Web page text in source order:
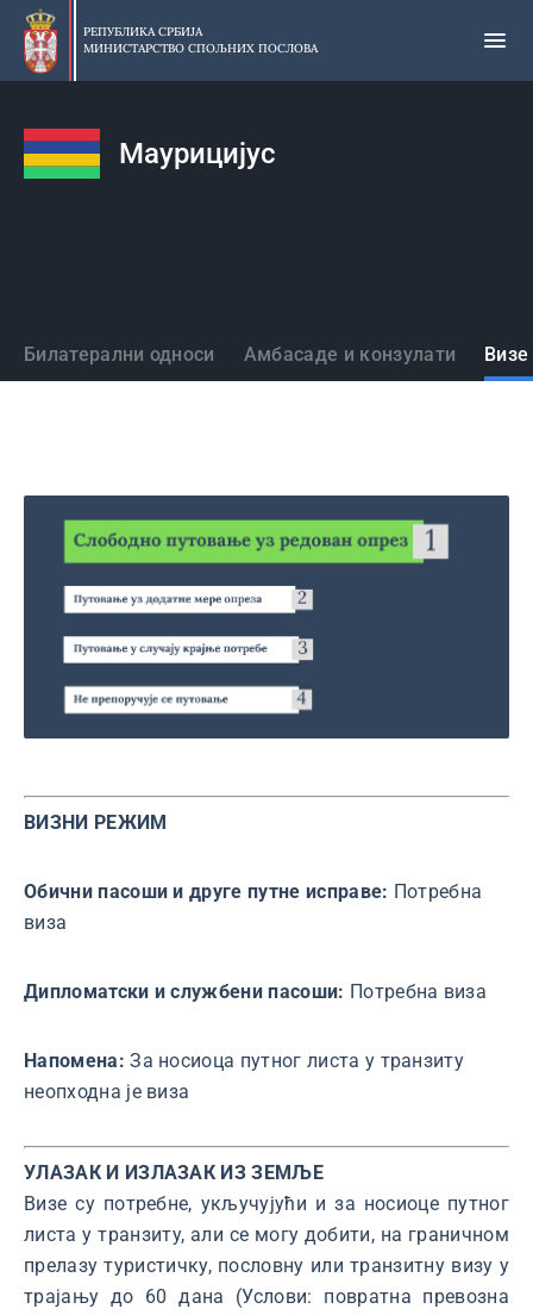
Прескочи
главни
део
РЕПУБЛИКА СРБИЈА
МИНИСТАРСТВО СПОЉНИХ ПОСЛОВА
Маурицијус
Државе
Билатерални односи Амбасаде и конзулати
ВИЗНИ РЕЖИМ
Обични пасоши и друге путне исправе: Потребна
виза
Дипломатски и службени пасоши: Потребна виза
Напомена:За носиоца путног листа у транзиту
неопходна је виза
УЛАЗАК И ИЗЛАЗАК ИЗ ЗЕМЉЕ
Визе су потребне, укључујући и за носиоце путног
листа у транзиту, али се могу добити, на граничном
прелазу туристичку, пословну или транзитну визу у
трајању до 60 дана (Услови: повратна превозна